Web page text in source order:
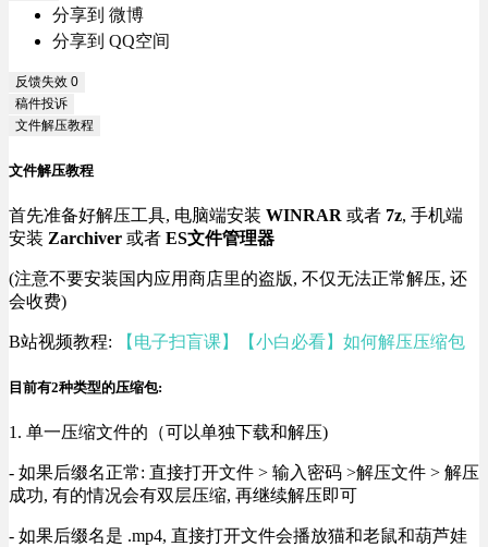
分享到 微博
分享到 QQ空间
反馈失效 0
稿件投诉
文件解压教程
文件解压教程
首先准备好解压工具, 电脑端安装 WINRAR 或者 7z, 手机端
安装 Zarchiver 或者 ES文件管理器
(注意不要安装国内应用商店里的盗版, 不仅无法正常解压, 还
会收费)
B站视频教程: 【电子扫盲课】【小白必看】如何解压压缩包
目前有2种类型的压缩包:
1. 单一压缩文件的（可以单独下载和解压)
- 如果后缀名正常: 直接打开文件 > 输入密码 >解压文件 > 解压
成功, 有的情况会有双层压缩, 再继续解压即可
- 如果后缀名是 .mp4, 直接打开文件会播放猫和老鼠和葫芦娃